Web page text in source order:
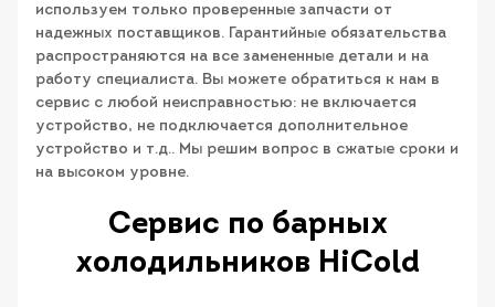
используем только проверенные запчасти от
надежных поставщиков. Гарантийные обязательства
распространяются на все замененные детали и на
работу специалиста. Вы можете обратиться к нам в
сервис с любой неисправностью: не включается
устройство, не подключается дополнительное
устройство и т.д.. Мы решим вопрос в сжатые сроки и
на высоком уровне.
Сервис по барных
холодильников HiCold